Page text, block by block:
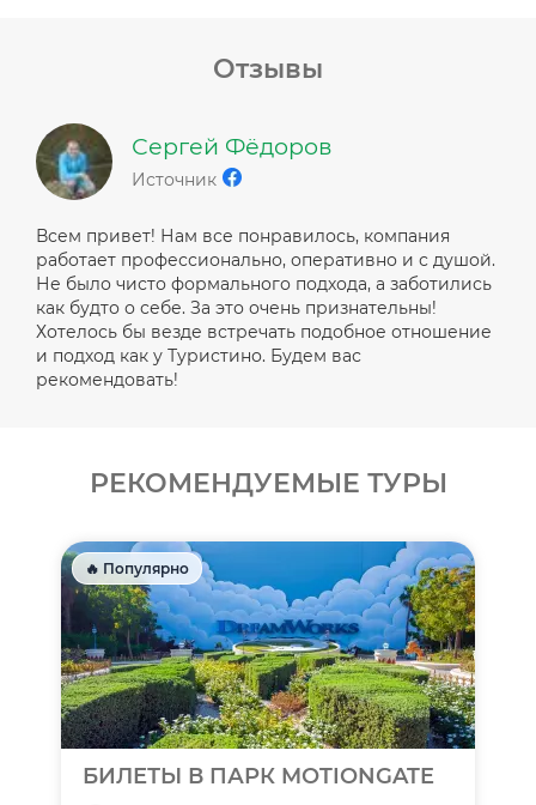
Отзывы
Сергей Фёдоров
Источник
Всем привет! Нам все понравилось, компания
работает профессионально, оперативно и с душой.
Не было чисто формального подхода, а заботились
как будто о себе. За это очень признательны!
Хотелось бы везде встречать подобное отношение
и подход как у Туристино. Будем вас
рекомендовать!
РЕКОМЕНДУЕМЫЕ ТУРЫ
🔥 Популярно
БИЛЕТЫ В ПАРК MOTIONGATE